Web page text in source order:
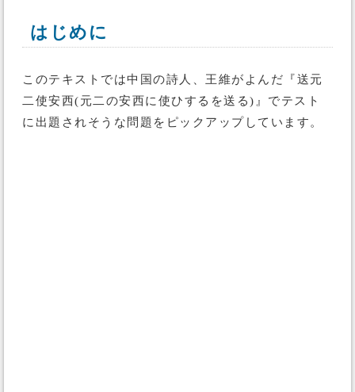
はじめに
このテキストでは中国の詩人、王維がよんだ『送元
二使安西(元二の安西に使ひするを送る)』でテスト
に出題されそうな問題をピックアップしています。